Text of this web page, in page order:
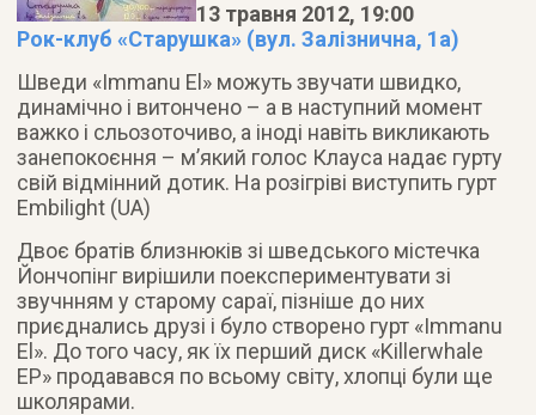
13 травня 2012, 19:00
Рок-клуб «Старушка» (вул. Залізнична, 1а)
Шведи «Immanu El» можуть звучати швидко,
динамічно і витончено – а в наступний момент
важко і сльозоточиво, а іноді навіть викликають
занепокоєння – м’який голос Клауса надає гурту
свій відмінний дотик. На розігріві виступить гурт
Embilight (UA)
Двоє братів близнюків зі шведського містечка
Йончопінг вирішили поекспериментувати зі
звучнням у старому сараї, пізніше до них
приєднались друзі і було створено гурт «Immanu
El». До того часу, як їх перший диск «Killerwhale
EP» продавався по всьому світу, хлопці були ще
школярами.